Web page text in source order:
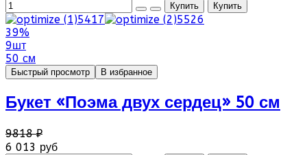
39%
9шт
50 см
Быстрый просмотр В избранное
Букет «Поэма двух сердец» 50 см
9818 ₽
6 013 руб